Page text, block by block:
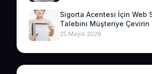
Sigorta Acentesi İçin Web
Talebini Müşteriye Çevirin
25 Mayıs 2026